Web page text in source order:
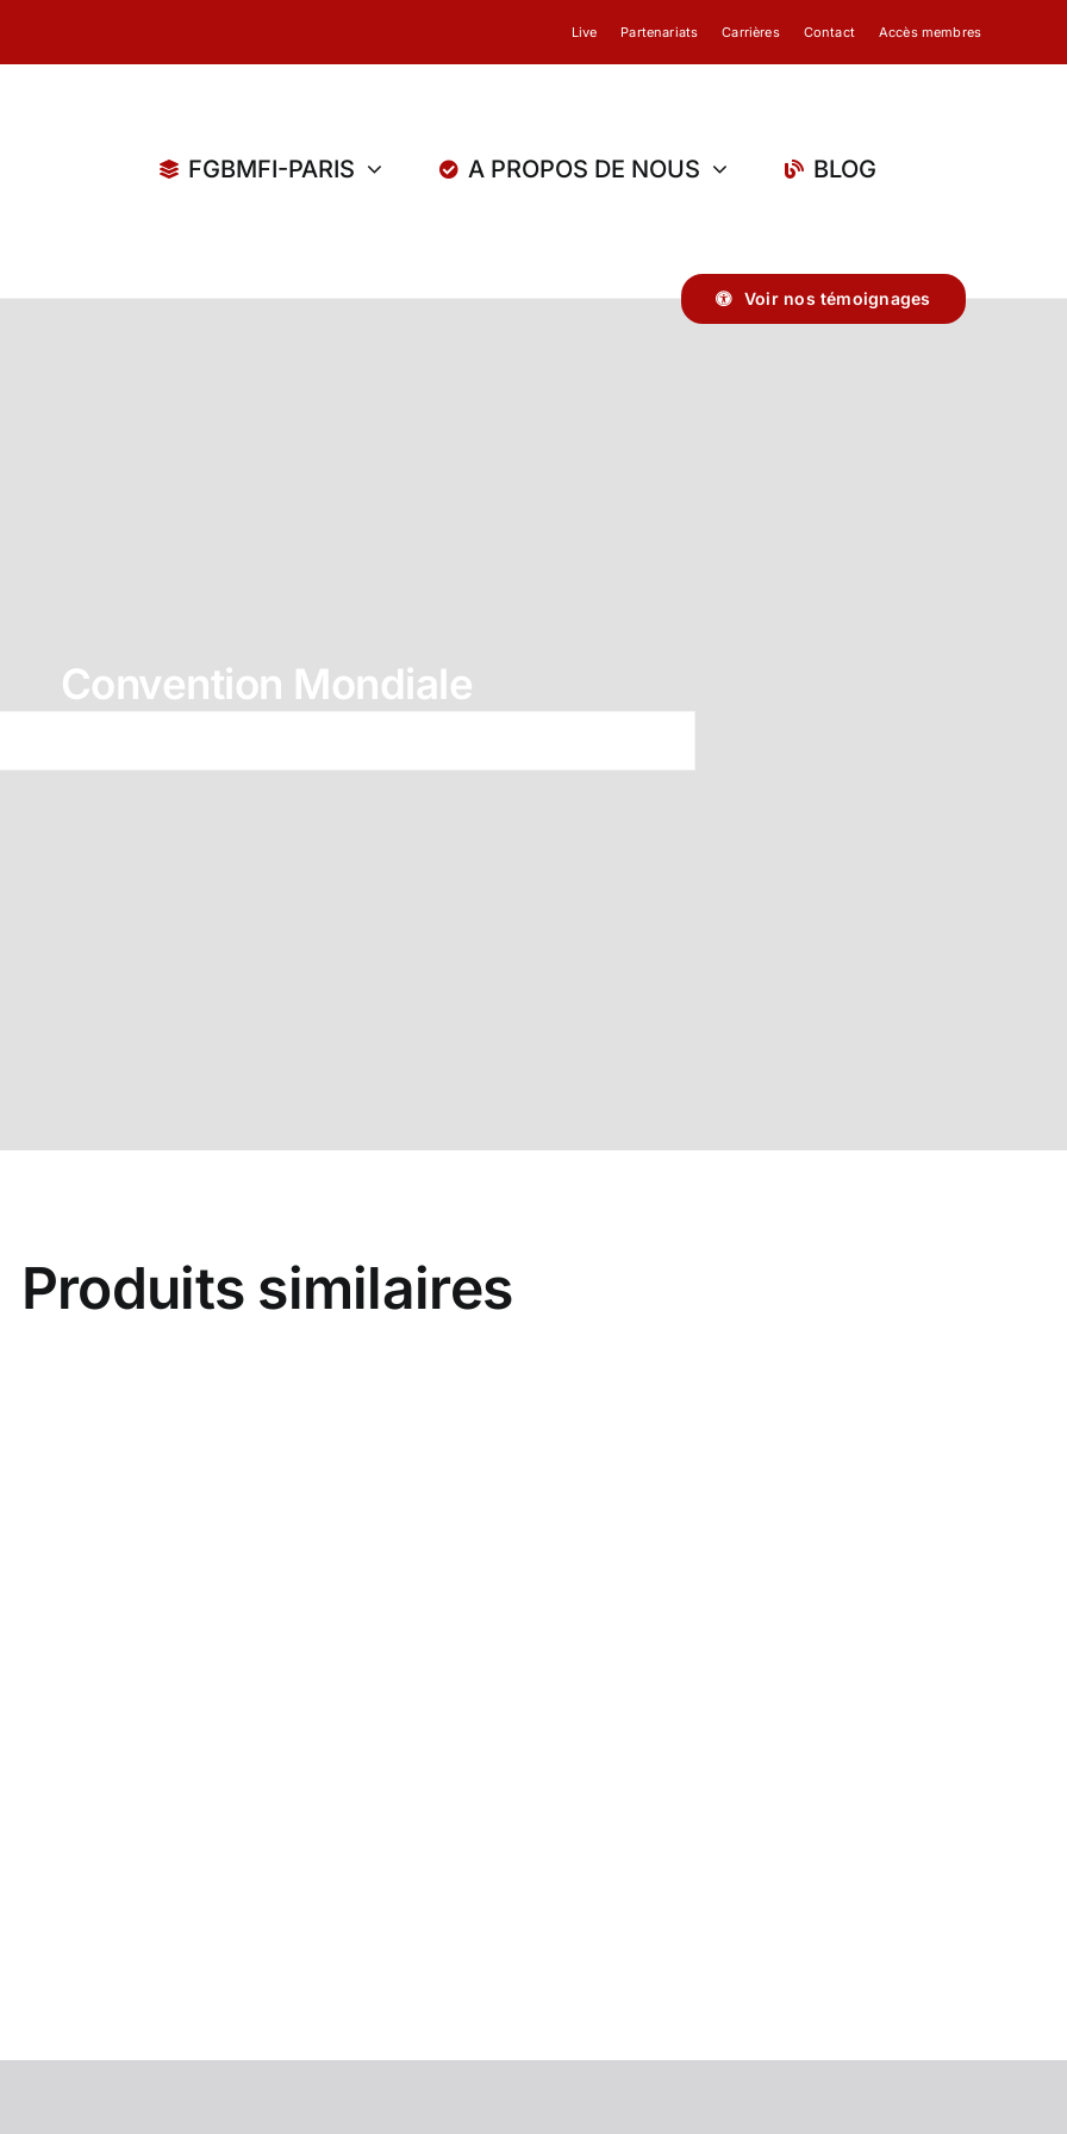
Live Partenariats Carrières Contact Accès membres
FGBMFI-PARIS A PROPOS DE NOUS BLOG
Voir nos témoignages
Convention Mondiale
Produits similaires